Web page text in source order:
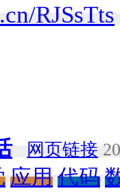
RJSsTts
网页链接
应用 代码